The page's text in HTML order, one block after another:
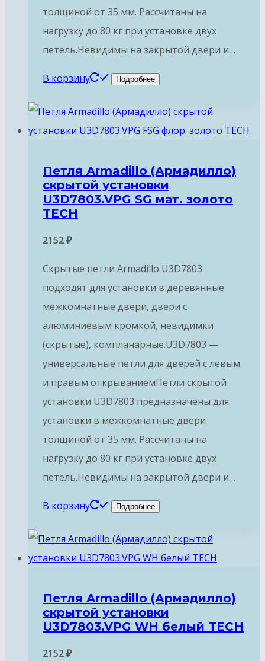
толщиной от 35 мм. Рассчитаны на
нагрузку до 80 кг при установке двух
петель.Невидимы на закрытой двери и…
В корзину Подробнее
Петля Armadillo (Армадилло)
скрытой установки
U3D7803.VPG SG мат. золото
TECH
2152₽
Скрытые петли Armadillo U3D7803
подходят для установки в деревянные
межкомнатные двери, двери с
алюминиевым кромкой, невидимки
(скрытые), компланарные.U3D7803 —
универсальные петли для дверей с левым
и правым открываниемПетли скрытой
установки U3D7803 предназначены для
установки в межкомнатные двери
толщиной от 35 мм. Рассчитаны на
нагрузку до 80 кг при установке двух
петель.Невидимы на закрытой двери и…
В корзину Подробнее
Петля Armadillo (Армадилло)
скрытой установки
U3D7803.VPG WH белый TECH
2152₽